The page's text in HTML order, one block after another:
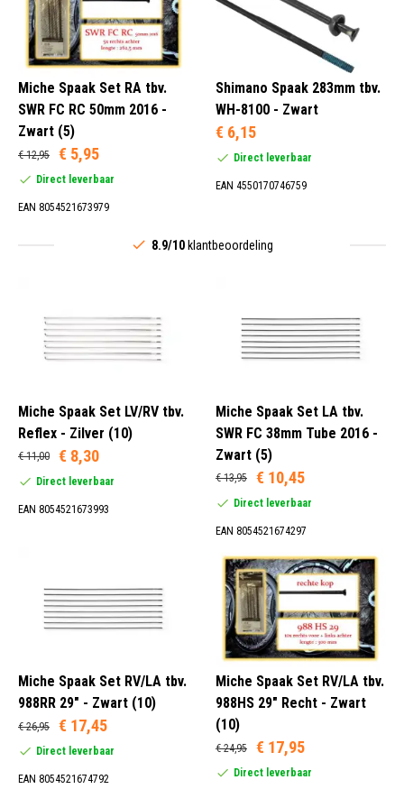
Miche Spaak Set RA tbv.
SWR FC RC 50mm 2016 -
Zwart (5)
€ 12,95 € 5,95
Direct leverbaar
EAN 8054521673979
Shimano Spaak 283mm tbv.
WH-8100 - Zwart
€ 6,15
Direct leverbaar
EAN 4550170746759
8.9/10 klantbeoordeling
Miche Spaak Set LV/RV tbv.
Reflex - Zilver (10)
€ 11,00 € 8,30
Direct leverbaar
EAN 8054521673993
Miche Spaak Set LA tbv.
SWR FC 38mm Tube 2016 -
Zwart (5)
€ 13,95 € 10,45
Direct leverbaar
EAN 8054521674297
Miche Spaak Set RV/LA tbv.
988RR 29" - Zwart (10)
€ 26,95 € 17,45
Direct leverbaar
EAN 8054521674792
Miche Spaak Set RV/LA tbv.
988HS 29" Recht - Zwart
(10)
€ 24,95 € 17,95
Direct leverbaar